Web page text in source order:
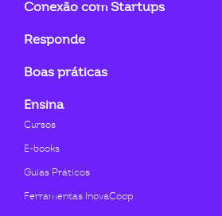
Conexão com Startups
Responde
Boas práticas
Ensina
Cursos
E-books
Guias Práticos
Ferramentas InovaCoop